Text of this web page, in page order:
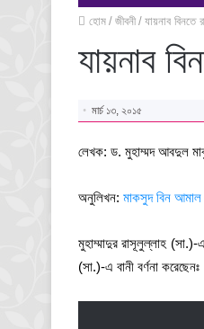
হোম / জীবনী / যায়নাব বিনতে
যায়নাব
মার্চ ১৩, ২০১৫
লেখক: ড. মুহাম্মদ আবদুল
অনুলিখন: মাকসুদ বিন আমাল
মুহাম্মাদুর রাসূলুল্লাহ (সা.)-
(সা.)-এ বানী বর্ণনা করেছেনঃ